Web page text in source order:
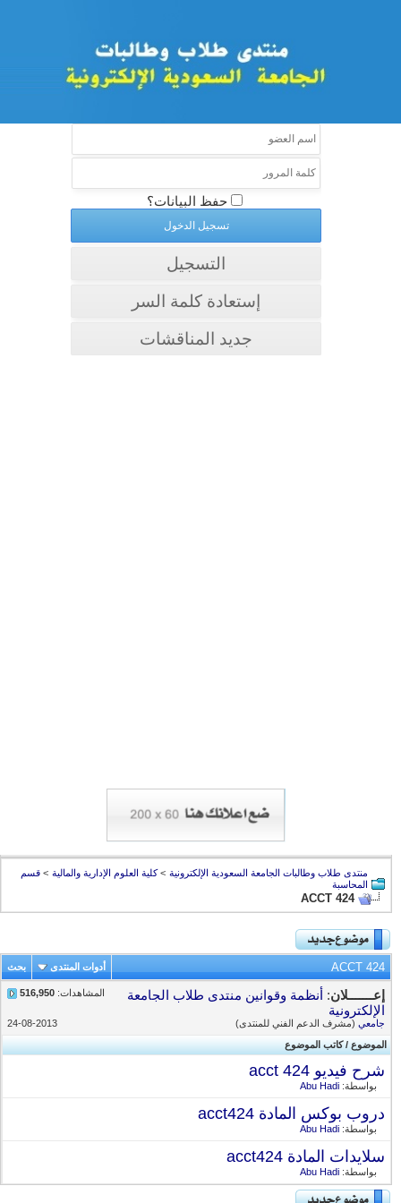
حفظ البيانات؟
التسجيل
إستعادة كلمة السر
جديد المناقشات
منتدى طلاب وطالبات الجامعة السعودية الإلكترونية > كلية العلوم الإدارية والمالية > قسم
المحاسبة
ACCT 424
ACCT 424 أدوات المنتدى بحث
المشاهدات:516,950 إعـــــــلان:أنظمة وقوانين منتدى طلاب الجامعة
الإلكترونية
24-08-2013 جامعي(مشرف الدعم الفني للمنتدى)
الموضوع/كاتب الموضوع
شرح فيديو acct 424
بواسطة:Abu Hadi
دروب بوكس المادة acct424
بواسطة:Abu Hadi
سلايدات المادة acct424
بواسطة:Abu Hadi